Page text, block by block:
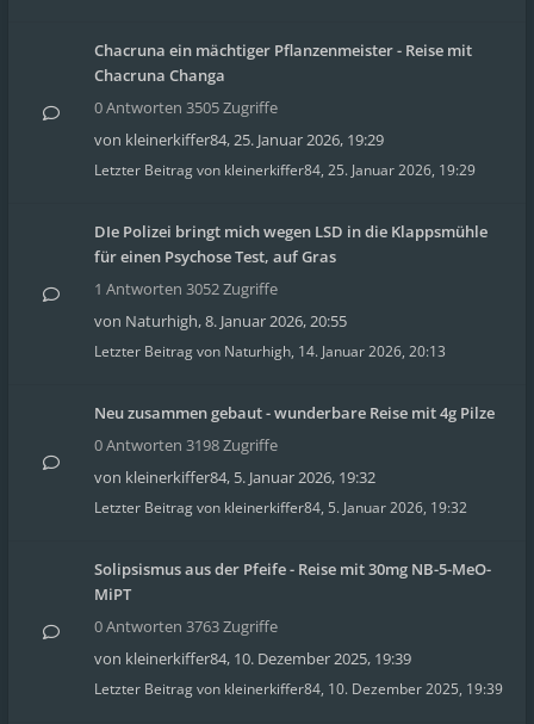
Chacruna ein mächtiger Pflanzenmeister - Reise mit
Chacruna Changa
0 Antworten 3505 Zugriffe
von kleinerkiffer84,25. Januar 2026, 19:29
Letzter Beitrag von kleinerkiffer84, 25. Januar 2026, 19:29
DIe Polizei bringt mich wegen LSD in die Klappsmühle
für einen Psychose Test, auf Gras
1 Antworten 3052 Zugriffe
von Naturhigh,8. Januar 2026, 20:55
Letzter Beitrag von Naturhigh, 14. Januar 2026, 20:13
Neu zusammen gebaut - wunderbare Reise mit 4g Pilze
0 Antworten 3198 Zugriffe
von kleinerkiffer84, 5. Januar 2026, 19:32
Letzter Beitrag von kleinerkiffer84, 5. Januar 2026, 19:32
Solipsismus aus der Pfeife - Reise mit 30mg NB-5-MeO-
MiPT
0 Antworten 3763 Zugriffe
von kleinerkiffer84, 10. Dezember 2025, 19:39
Letzter Beitrag von kleinerkiffer84, 10. Dezember 2025, 19:39